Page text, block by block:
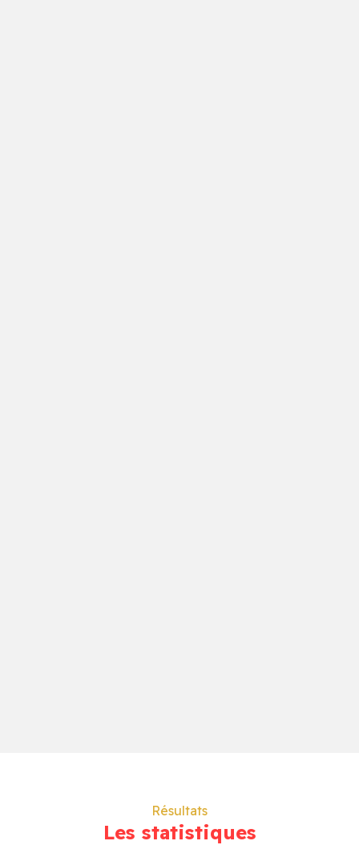
Résultats
Les statistiques